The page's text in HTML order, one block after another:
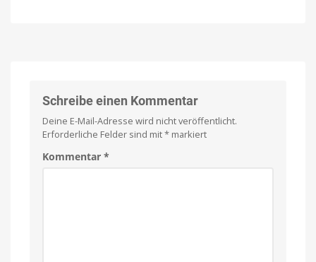
Entwicklerinnen
Schreibe einen Kommentar
Deine E-Mail-Adresse wird nicht veröffentlicht.
Erforderliche Felder sind mit* markiert
Kommentar *